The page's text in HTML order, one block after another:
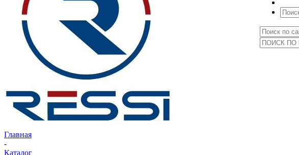
Главная
-
Каталог